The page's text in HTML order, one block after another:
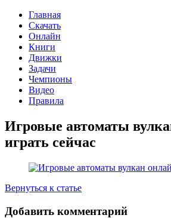
Главная
Скачать
Онлайн
Книги
Движки
Задачи
Чемпионы
Видео
Правила
Игровые автоматы
играть сейчас
Вернуться к статье
Добавить комментарий